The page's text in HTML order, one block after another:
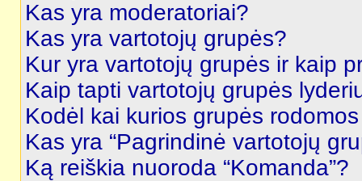
Kas yra moderatoriai?
Kas yra vartotojų grupės?
Kur yra vartotojų grupės ir kaip
Kaip tapti vartotojų grupės
Kodėl kai kurios grupės
Kas yra “Pagrindinė vartotojų
Ką reiškia nuoroda “Komanda”?